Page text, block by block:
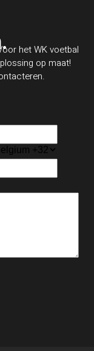
het WK voetbal
op maat!